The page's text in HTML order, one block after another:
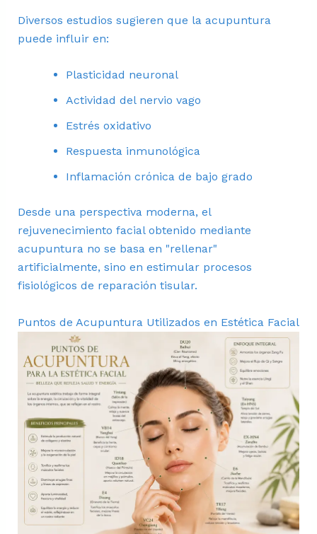
Diversos estudios sugieren que la acupuntura
puede influir en:
Plasticidad neuronal
Actividad del nervio vago
Estrés oxidativo
Respuesta inmunológica
Inflamación crónica de bajo grado
Desde una perspectiva moderna, el
rejuvenecimiento facial obtenido mediante
acupuntura no se basa en "rellenar"
artificialmente, sino en estimular procesos
fisiológicos de reparación tisular.
Puntos de Acupuntura Utilizados en Estética Facial